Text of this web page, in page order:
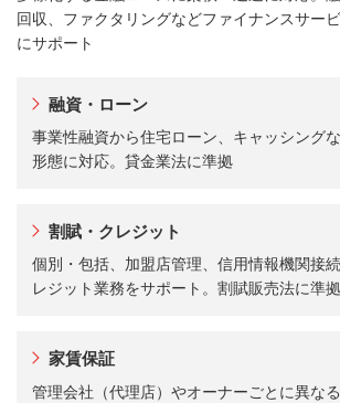
回収、ファクタリングなどファイナンスサー
にサポート
融資・ローン
事業性融資から住宅ローン、キャッシング
形態に対応。貸金業法に準拠
割賦・クレジット
個別・包括、加盟店管理、信用情報機関接
レジット業務をサポート。割賦販売法に準拠
家賃保証
管理会社（代理店）やオーナーごとに異な